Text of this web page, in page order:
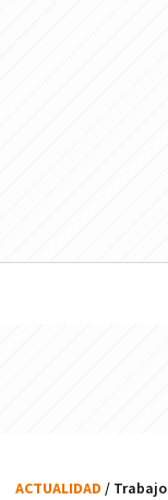
ACTUALIDAD / Trabajo